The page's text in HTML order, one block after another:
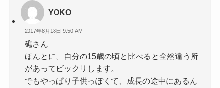
YOKO
2017年8月18日 9:50 AM
礁さん
ほんとに、自分の15歳の頃と比べると全然違う所
があってビックリします。
でもやっぱり子供っぽくて、成長の途中にあるん